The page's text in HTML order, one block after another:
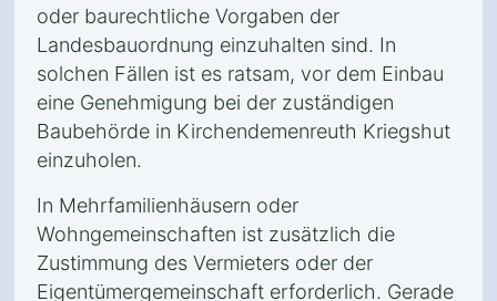
oder baurechtliche Vorgaben der
Landesbauordnung einzuhalten sind. In
solchen Fällen ist es ratsam, vor dem Einbau
eine Genehmigung bei der zuständigen
Baubehörde in Kirchendemenreuth Kriegshut
einzuholen.
In Mehrfamilienhäusern oder
Wohngemeinschaften ist zusätzlich die
Zustimmung des Vermieters oder der
Eigentümergemeinschaft erforderlich. Gerade